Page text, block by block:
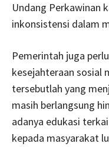
Undang Perkawinan
inkonsistensi dalam
Pemerintah juga
kesejahteraan sosial
tersebutlah yang
masih berlangsung
adanya edukasi
kepada masyarakat